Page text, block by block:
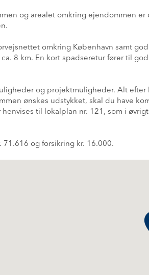
og arealet omkring ejendommen er
omkring København samt
8 km. En kort spadseretur fører til
og projektmuligheder. Alt efter
ønskes udstykket, skal du have
til lokalplan nr. 121, som i
og forsikring kr. 16.000.